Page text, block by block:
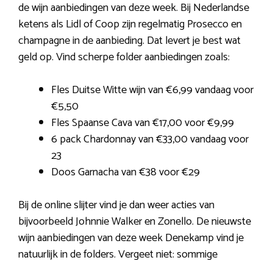
de wijn aanbiedingen van deze week. Bij Nederlandse
ketens als Lidl of Coop zijn regelmatig Prosecco en
champagne in de aanbieding. Dat levert je best wat
geld op. Vind scherpe folder aanbiedingen zoals:
Fles Duitse Witte wijn van €6,99 vandaag voor
€5,50
Fles Spaanse Cava van €17,00 voor €9,99
6 pack Chardonnay van €33,00 vandaag voor
23
Doos Garnacha van €38 voor €29
Bij de online slijter vind je dan weer acties van
bijvoorbeeld Johnnie Walker en Zonello. De nieuwste
wijn aanbiedingen van deze week Denekamp vind je
natuurlijk in de folders. Vergeet niet: sommige